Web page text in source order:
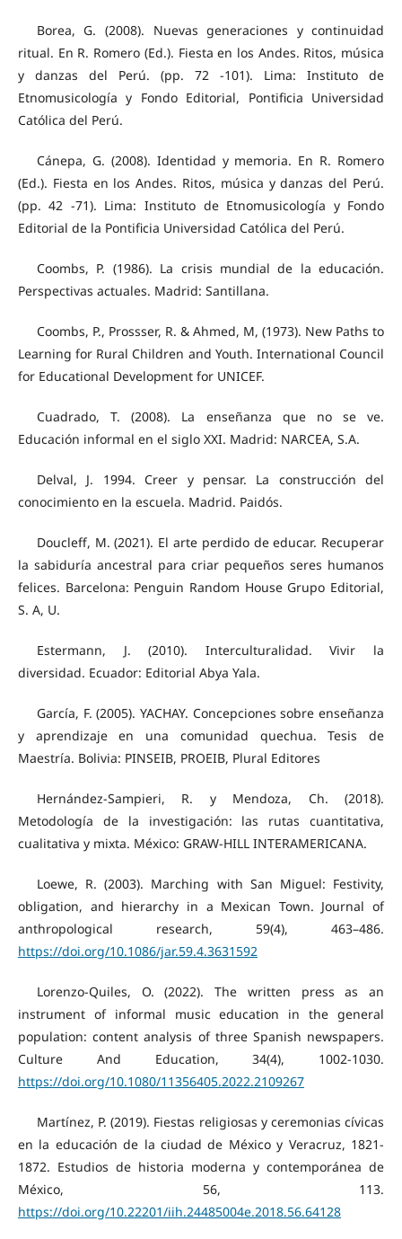
Borea, G. (2008). Nuevas generaciones y continuidad
ritual. En R. Romero (Ed.). Fiesta en los Andes. Ritos, música
y danzas del Perú. (pp. 72 -101). Lima: Instituto de
Etnomusicología y Fondo Editorial, Pontificia Universidad
Católica del Perú.
Cánepa, G. (2008). Identidad y memoria. En R. Romero
(Ed.). Fiesta en los Andes. Ritos, música y danzas del Perú.
(pp. 42 -71). Lima: Instituto de Etnomusicología y Fondo
Editorial de la Pontificia Universidad Católica del Perú.
Coombs, P. (1986). La crisis mundial de la educación.
Perspectivas actuales. Madrid: Santillana.
Coombs, P., Prossser, R. & Ahmed, M, (1973). New Paths to
Learning for Rural Children and Youth. International Council
for Educational Development for UNICEF.
Cuadrado, T. (2008). La enseñanza que no se ve.
Educación informal en el siglo XXI. Madrid: NARCEA, S.A.
Delval, J. 1994. Creer y pensar. La construcción del
conocimiento en la escuela. Madrid. Paidós.
Doucleff, M. (2021). El arte perdido de educar. Recuperar
la sabiduría ancestral para criar pequeños seres humanos
felices. Barcelona: Penguin Random House Grupo Editorial,
S. A, U.
Estermann, J. (2010). Interculturalidad. Vivir la
diversidad. Ecuador: Editorial Abya Yala.
García, F. (2005). YACHAY. Concepciones sobre enseñanza
y aprendizaje en una comunidad quechua. Tesis de
Maestría. Bolivia: PINSEIB, PROEIB, Plural Editores
Hernández-Sampieri, R. y Mendoza, Ch. (2018).
Metodología de la investigación: las rutas cuantitativa,
cualitativa y mixta. México: GRAW-HILL INTERAMERICANA.
Loewe, R. (2003). Marching with San Miguel: Festivity,
obligation, and hierarchy in a Mexican Town. Journal of
anthropological research, 59(4), 463–486.
https://doi.org/10.1086/jar.59.4.3631592
Lorenzo-Quiles, O. (2022). The written press as an
instrument of informal music education in the general
population: content analysis of three Spanish newspapers.
Culture And Education, 34(4), 1002-1030.
https://doi.org/10.1080/11356405.2022.2109267
Martínez, P. (2019). Fiestas religiosas y ceremonias cívicas
en la educación de la ciudad de México y Veracruz, 1821-
1872. Estudios de historia moderna y contemporánea de
México, 56, 113.
https://doi.org/10.22201/iih.24485004e.2018.56.64128